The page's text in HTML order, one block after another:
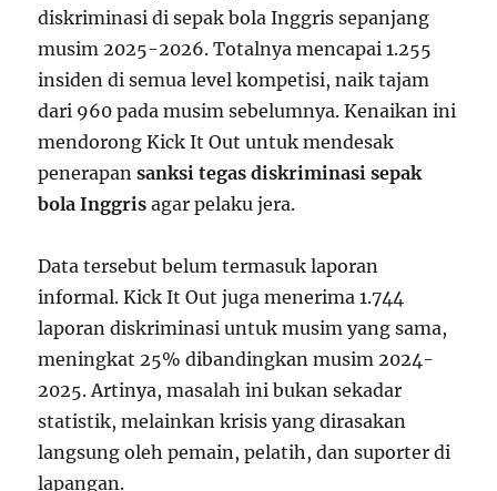
diskriminasi di sepak bola Inggris sepanjang
musim 2025-2026. Totalnya mencapai 1.255
insiden di semua level kompetisi, naik tajam
dari 960 pada musim sebelumnya. Kenaikan ini
mendorong Kick It Out untuk mendesak
penerapansanksi tegas diskriminasi sepak
bola Inggris agar pelaku jera.
Data tersebut belum termasuk laporan
informal. Kick It Out juga menerima 1.744
laporan diskriminasi untuk musim yang sama,
meningkat 25% dibandingkan musim 2024-
2025. Artinya, masalah ini bukan sekadar
statistik, melainkan krisis yang dirasakan
langsung oleh pemain, pelatih, dan suporter di
lapangan.